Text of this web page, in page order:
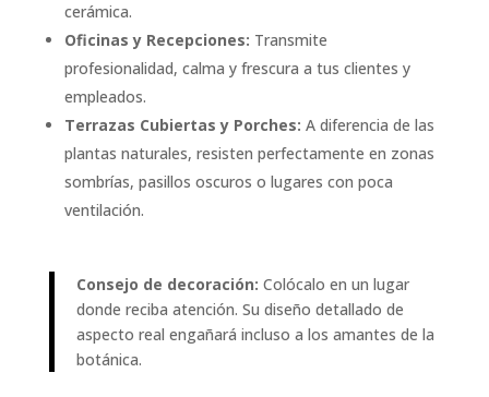
cerámica.
Oficinas y Recepciones: Transmite
profesionalidad, calma y frescura a tus clientes y
empleados.
Terrazas Cubiertas y Porches: A diferencia de las
plantas naturales, resisten perfectamente en zonas
sombrías, pasillos oscuros o lugares con poca
ventilación.
Consejo de decoración: Colócalo en un lugar
donde reciba atención. Su diseño detallado de
aspecto real engañará incluso a los amantes de la
botánica.